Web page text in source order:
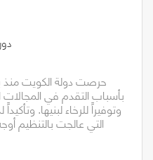
حرصت دولة الكويت منذ
بأسباب التقدم في المجالات
وتوفيراً للرخاء لبنيها.
التي عالجت بالتنظيم